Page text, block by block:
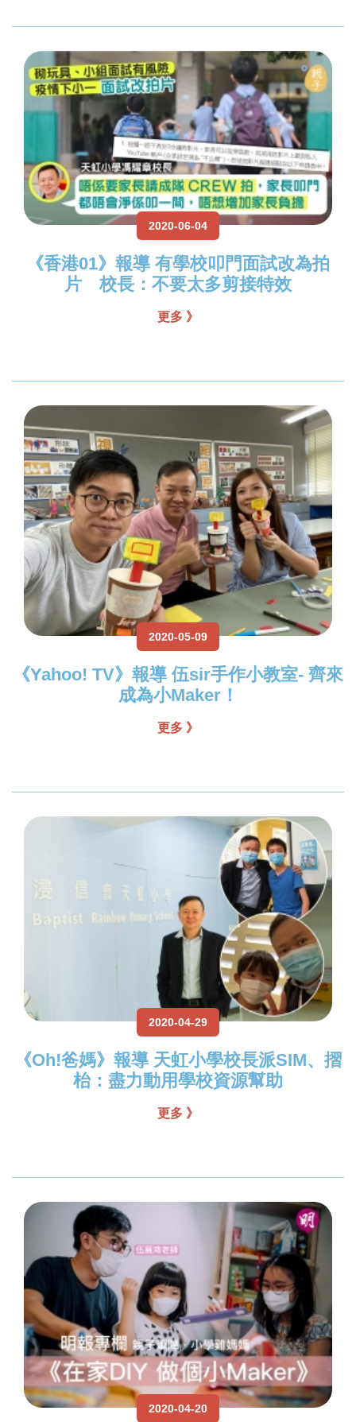
2020-06-04
《香港01》報導 有學校叩門面試改為拍
片 校長：不要太多剪接特效
更多 》
2020-05-09
《Yahoo! TV》報導 伍sir手作小教室- 齊來
成為小Maker！
更多 》
2020-04-29
《Oh!爸媽》報導 天虹小學校長派SIM、摺
枱：盡力動用學校資源幫助
更多 》
2020-04-20